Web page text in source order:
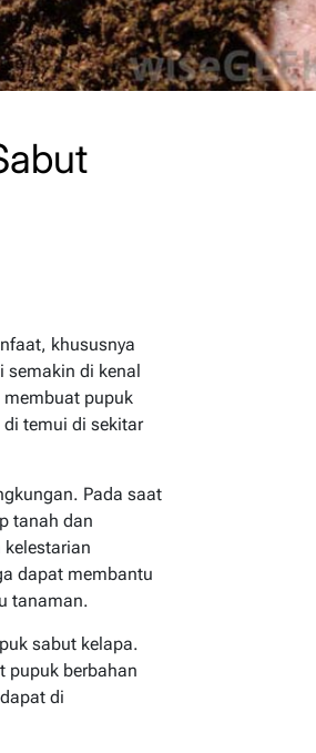
khususnya
semakin di kenal
pupuk
temui di sekitar
Pada saat
tanah dan
dapat membantu
tanaman.
sabut kelapa.
pupuk berbahan
di